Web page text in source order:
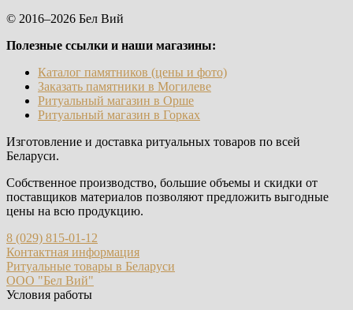
© 2016–2026 Бел Вий
Полезные ссылки и наши магазины:
Каталог памятников (цены и фото)
Заказать памятники в Могилеве
Ритуальный магазин в Орше
Ритуальный магазин в Горках
Изготовление и доставка ритуальных товаров по всей
Беларуси.
Собственное производство, большие объемы и скидки от
поставщиков материалов позволяют предложить выгодные
цены на всю продукцию.
8 (029) 815-01-12
Контактная информация
Ритуальные товары в Беларуси
ООО "Бел Вий"
Условия работы